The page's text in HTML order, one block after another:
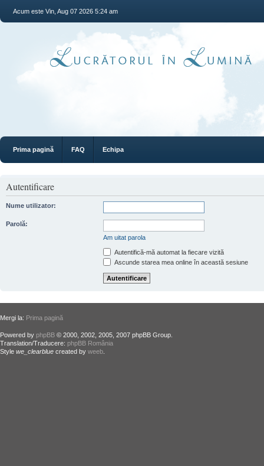
Acum este Vin, Aug 07 2026 5:24 am
Prima pagină FAQ Echipa
Autentificare
Nume utilizator:
Parolă:
Am uitat parola
Autentifică-mă automat la fiecare vizită
Ascunde starea mea online în această sesiune
Mergi la: Prima pagină
Powered by phpBB © 2000, 2002, 2005, 2007 phpBB Group.
Translation/Traducere: phpBB România
Style we_clearblue created by weeb